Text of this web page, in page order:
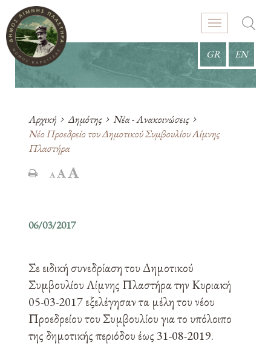
GR EN
Αρχική Δημότης
Νέα - Ανακοινώσεις
Νέο Προεδρείο του Δημοτικού Συμβουλίου Λίμνης
Πλαστήρα
06/03/2017
Σε ειδική συνεδρίαση του Δημοτικού
Συμβουλίου Λίμνης Πλαστήρα την Κυριακή
05-03-2017 εξελέγησαν τα μέλη του νέου
Προεδρείου του Συμβουλίου για το υπόλοιπο
της δημοτικής περιόδου έως 31-08-2019.